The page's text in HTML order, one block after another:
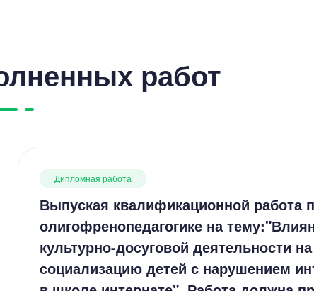
работ
Дипломная работа
Выпуская квалификационной работа
олигофренопедагогике на
культурно-досуговой деятельности на
социализацию детей с нарушением